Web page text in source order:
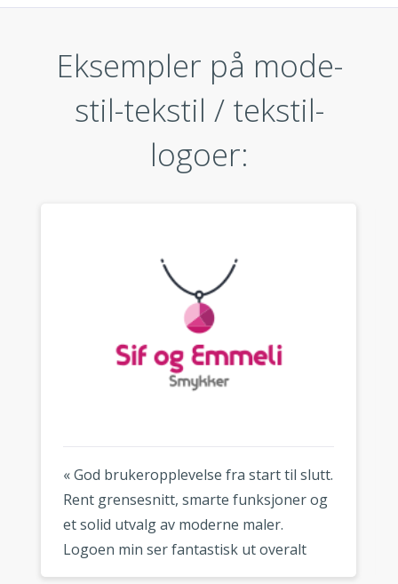
Eksempler på mode-
stil-tekstil / tekstil-
logoer:
« God brukeropplevelse fra start til slutt.
Rent grensesnitt, smarte funksjoner og
et solid utvalg av moderne maler.
Logoen min ser fantastisk ut overalt
hvor jeg bruker den. »